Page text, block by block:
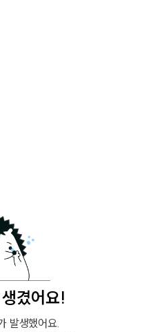
겼어요!
발생했어요.